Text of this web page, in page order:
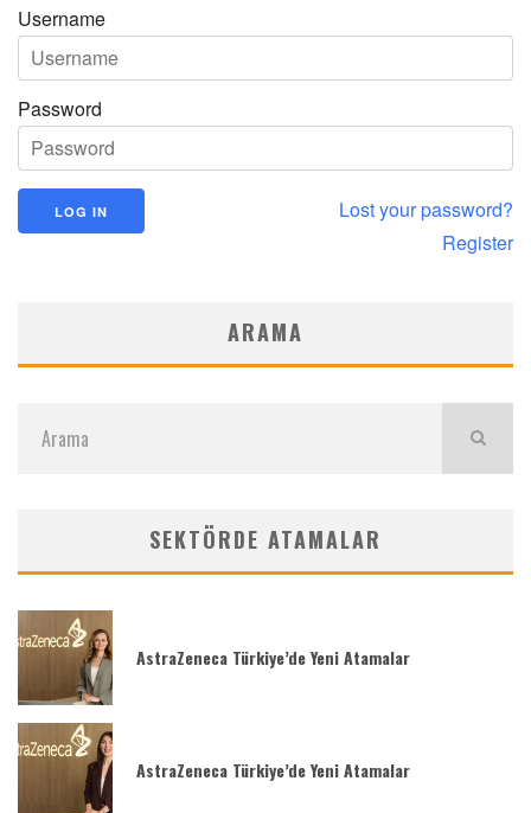
Username
Password
Lost your password?
Register
ARAMA
SEKTÖRDE ATAMALAR
AstraZeneca Türkiye’de Yeni Atamalar
AstraZeneca Türkiye’de Yeni Atamalar